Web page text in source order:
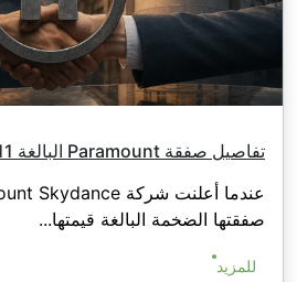
تفاصيل صفقة Paramount البالغة 111 مليار دولار
صفقتها الضخمة البالغة قيمتها...
للمزيد